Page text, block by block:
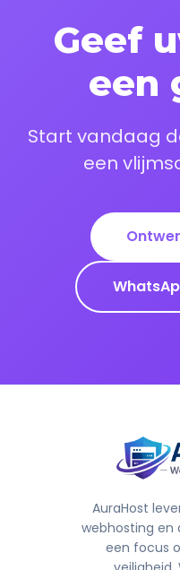
Geef
een
Start vandaag
een
AuraHost
webhosting
een focus